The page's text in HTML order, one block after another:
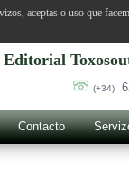
Editorial
(+34)
Contacto
aceptas o uso que